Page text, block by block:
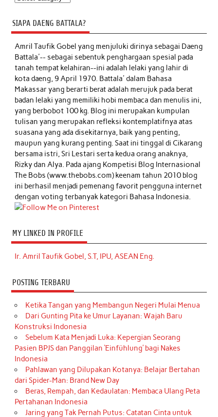
SIAPA DAENG BATTALA?
Amril Taufik Gobelyang menjuluki dirinya sebagai Daeng
Battala'-- sebagai sebentuk penghargaan spesial pada
tanah tempat kelahiran--ini adalah lelaki yang lahir di
kota daeng, 9 April 1970. Battala' dalam Bahasa
Makassar yang berarti berat adalah merujuk pada berat
badan lelaki yang memiliki hobi membaca dan menulis ini,
yang berbobot 100 kg. Blog ini merupakan kumpulan
tulisan yang merupakan refleksi kontemplatifnya atas
suasana yang ada disekitarnya, baik yang penting,
maupun yang kurang penting. Saat ini tinggal di Cikarang
bersama istri, Sri Lestari serta kedua orang anaknya,
Rizky dan Alya. Pada ajang Kompetisi Blog Internasional
The Bobs (www.thebobs.com) keenam tahun 2010 blog
ini berhasil menjadi pemenang favorit pengguna internet
dengan voting terbanyak kategori Bahasa Indonesia.
MY LINKED IN PROFILE
Ir. Amril Taufik Gobel, S.T, IPU, ASEAN Eng.
POSTING TERBARU
Ketika Tangan yang Membangun Negeri Mulai Menua
Dari Gunting Pita ke Umur Layanan: Wajah Baru
Konstruksi Indonesia
Sebelum Kata Menjadi Luka: Kepergian Seorang
Pasien BPJS dan Panggilan ‘Einfühlung’ bagi Nakes
Indonesia
Pahlawan yang Dilupakan Kotanya: Belajar Bertahan
dari Spider-Man: Brand New Day
Beras, Rempah, dan Kedaulatan: Membaca Ulang Peta
Pertahanan Indonesia
Jaring yang Tak Pernah Putus: Catatan Cinta untuk